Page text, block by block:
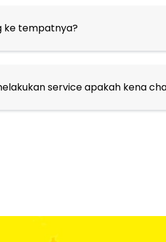
ke tempatnya?
service apakah kena